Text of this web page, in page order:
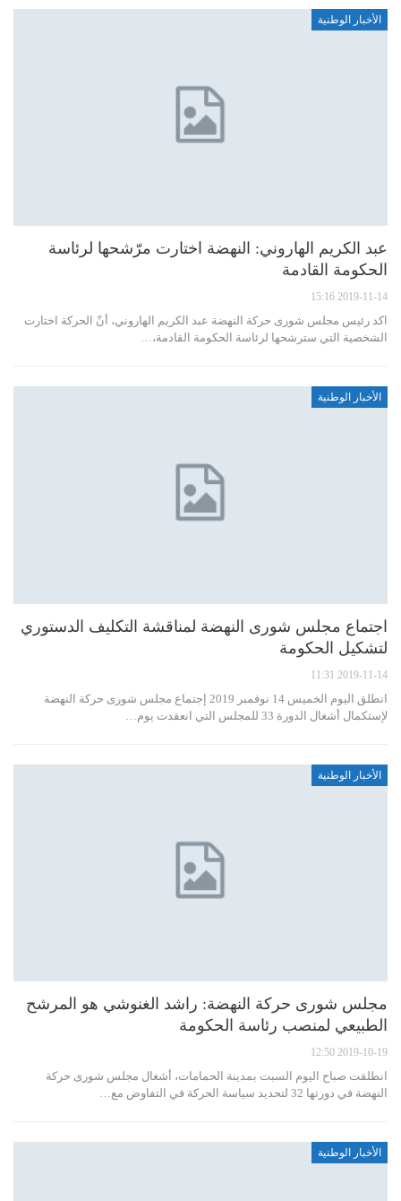
الأخبار الوطنية
عبد الكريم الهاروني: النهضة اختارت مرّشحها لرئاسة
الحكومة القادمة
2019-11-14 15:16
اكد رئيس مجلس شورى حركة النهضة عبد الكريم الهاروني، أنّ الحركة اختارت
الشخصية التي سترشحها لرئاسة الحكومة القادمة،…
الأخبار الوطنية
اجتماع مجلس شورى النهضة لمناقشة التكليف الدستوري
لتشكيل الحكومة
2019-11-14 11:31
انطلق اليوم الخميس 14 نوفمبر 2019 إجتماع مجلس شورى حركة النهضة
لإستكمال أشغال الدورة 33 للمجلس التي انعقدت يوم…
الأخبار الوطنية
مجلس شورى حركة النهضة: راشد الغنوشي هو المرشح
الطبيعي لمنصب رئاسة الحكومة
2019-10-19 12:50
انطلقت صباح اليوم السبت بمدينة الحمامات، أشغال مجلس شورى حركة
النهضة في دورتها 32 لتحديد سياسة الحركة في التفاوض مع…
الأخبار الوطنية